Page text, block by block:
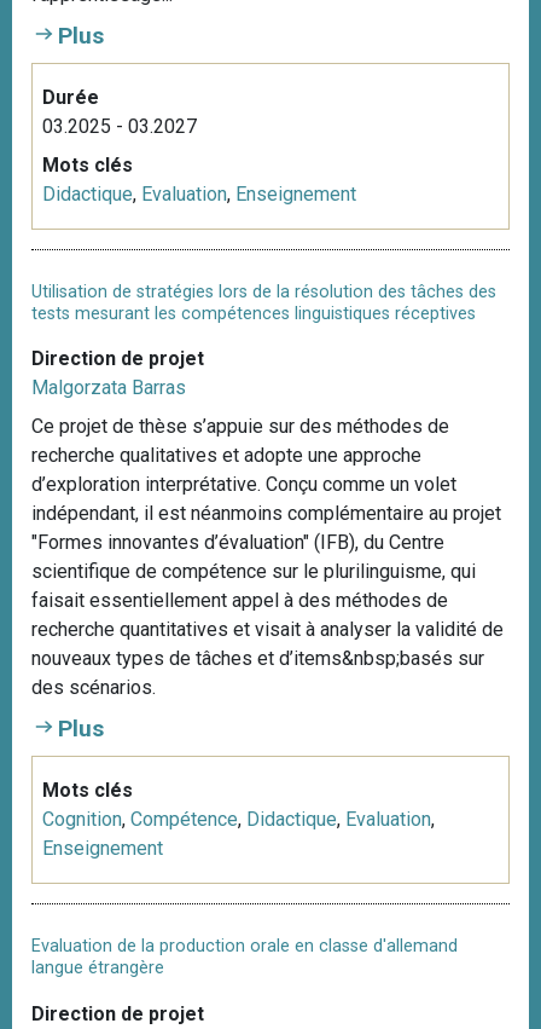
Plus
Durée
03.2025 - 03.2027
Mots clés
Didactique, Evaluation, Enseignement
Utilisation de stratégies lors de la résolution des tâches des
tests mesurant les compétences linguistiques réceptives
Direction de projet
Malgorzata Barras
Ce projet de thèse s’appuie sur des méthodes de
recherche qualitatives et adopte une approche
d’exploration interprétative. Conçu comme un volet
indépendant, il est néanmoins complémentaire au projet
"Formes innovantes d’évaluation" (IFB), du Centre
scientifique de compétence sur le plurilinguisme, qui
faisait essentiellement appel à des méthodes de
recherche quantitatives et visait à analyser la validité de
nouveaux types de tâches et d’items&nbsp;basés sur
des scénarios.
Plus
Mots clés
Cognition, Compétence, Didactique, Evaluation,
Enseignement
Evaluation de la production orale en classe d'allemand
langue étrangère
Direction de projet